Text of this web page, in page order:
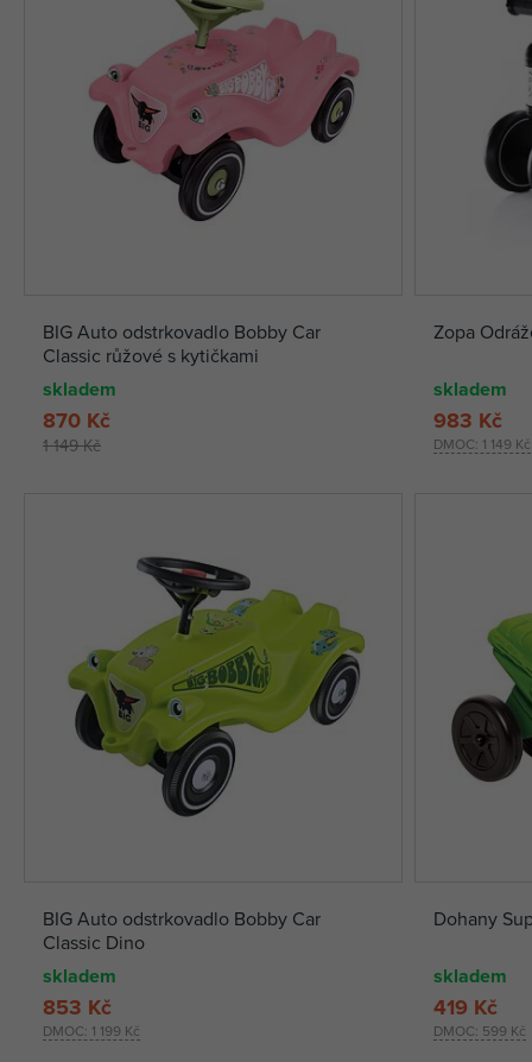
BIG Auto odstrkovadlo Bobby Car
Classic růžové s kytičkami
skladem
1 149 Kč
870 Kč
Zopa
skladem
DMOC: 1 149 Kč
983 Kč
BIG Auto odstrkovadlo Bobby Car
Classic Dino
skladem
DMOC: 1 199 Kč
853 Kč
Dohany
skladem
DMOC: 599 Kč
419 Kč